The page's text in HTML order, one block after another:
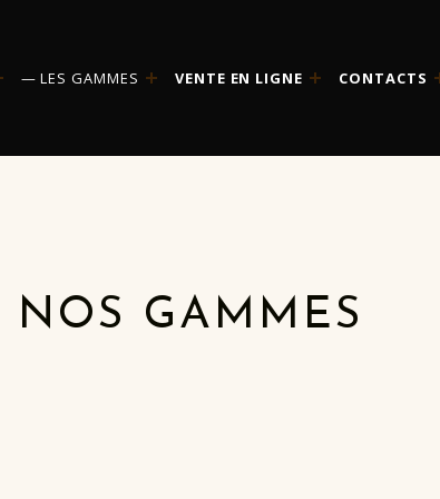
LES GAMMES VENTE EN LIGNE CONTACTS
NOS GAMMES